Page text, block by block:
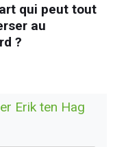
qui peut tout
au
?
Erik ten Hag